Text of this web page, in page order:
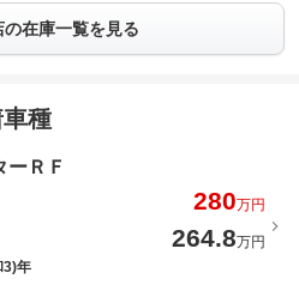
の在庫一覧を見る
種
ーＲＦ
280万円
264.8万円
3)年